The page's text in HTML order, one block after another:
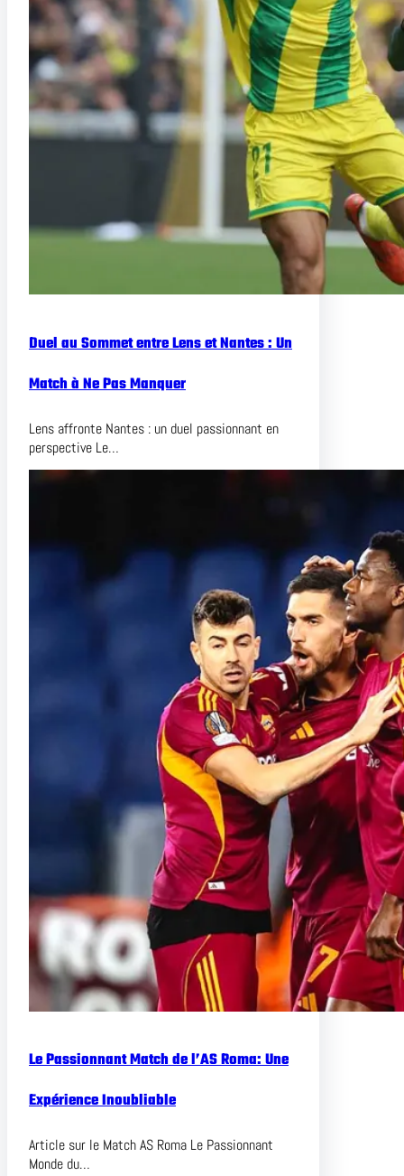
Duel au Sommet entre Lens et Nantes : Un
Match à Ne Pas Manquer
Lens affronte Nantes : un duel passionnant en
perspective Le…
Le Passionnant Match de l’AS Roma: Une
Expérience Inoubliable
Article sur le Match AS Roma Le Passionnant
Monde du…